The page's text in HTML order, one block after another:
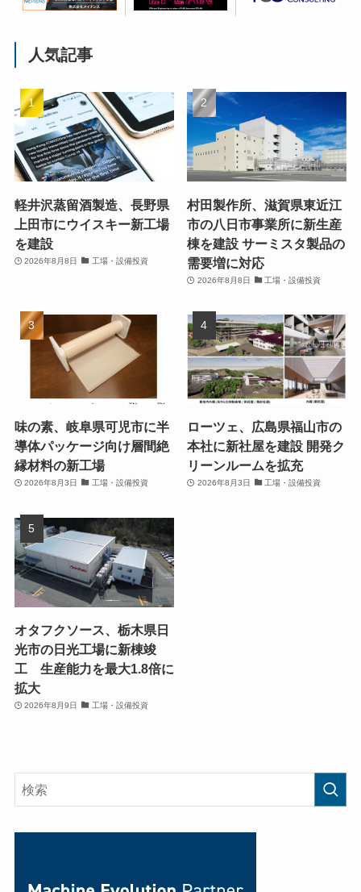
人気記事
軽井沢蒸留酒製造、長野県
上田市にウイスキー新工場
を建設
2026年8月8日 工場・設備投資
村田製作所、滋賀県東近江
市の八日市事業所に新生産
棟を建設 サーミスタ製品の
需要増に対応
2026年8月8日 工場・設備投資
味の素、岐阜県可児市に半
導体パッケージ向け層間絶
縁材料の新工場
2026年8月3日 工場・設備投資
ローツェ、広島県福山市の
本社に新社屋を建設 開発ク
リーンルームを拡充
2026年8月3日 工場・設備投資
オタフクソース、栃木県日
光市の日光工場に新棟竣
工 生産能力を最大1.8倍に
拡大
2026年8月9日 工場・設備投資